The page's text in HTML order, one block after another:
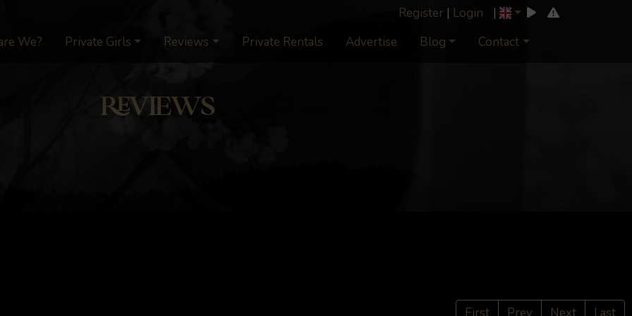
Register | Login
|
We?
Private Girls Reviews Private Rentals Advertise Blog Contact
REVIEWS